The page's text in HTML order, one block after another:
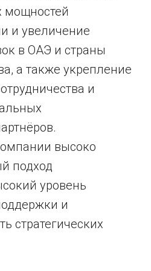
мощностей
и увеличение
в ОАЭ и страны
а также укрепление
и
высоко
подход
уровень
и
стратегических